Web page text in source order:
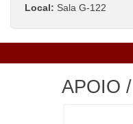
Local: Sala G-122
APOIO